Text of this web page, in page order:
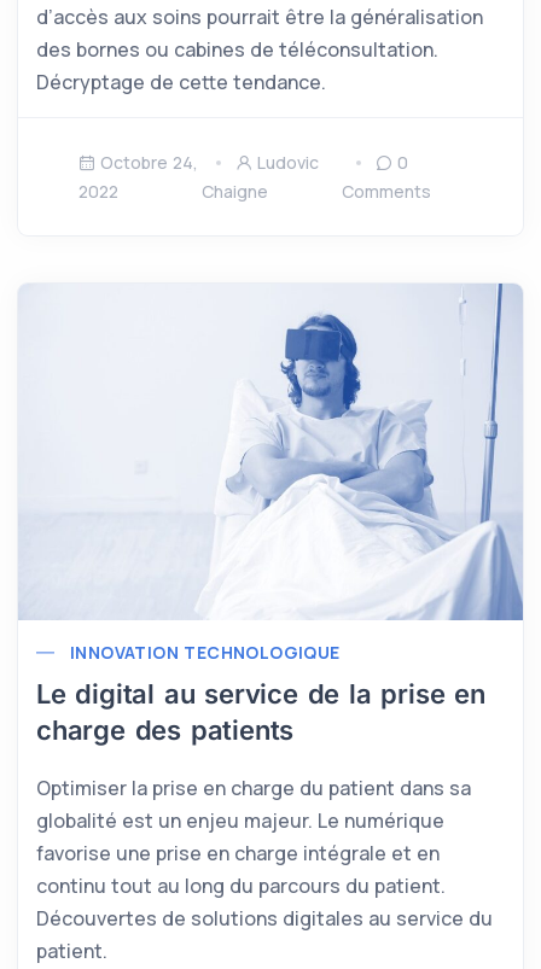
d’accès aux soins pourrait être la généralisation
des bornes ou cabines de téléconsultation.
Décryptage de cette tendance.
Octobre 24,
2022
Ludovic
Chaigne
0
Comments
INNOVATION TECHNOLOGIQUE
Le digital au service de la prise en
charge des patients
Optimiser la prise en charge du patient dans sa
globalité est un enjeu majeur. Le numérique
favorise une prise en charge intégrale et en
continu tout au long du parcours du patient.
Découvertes de solutions digitales au service du
patient.